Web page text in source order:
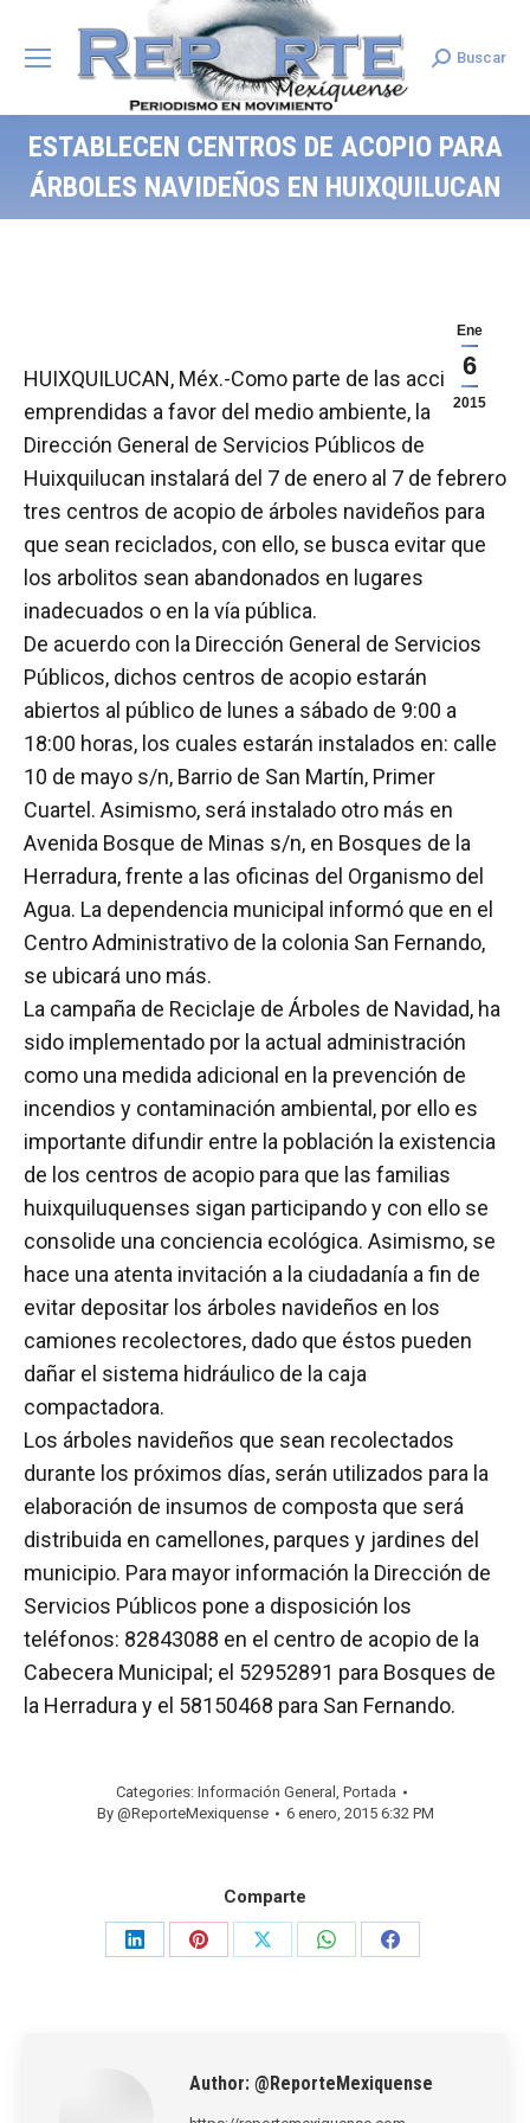
Search:
Buscar
ESTABLECEN CENTROS DE ACOPIO PARA
ÁRBOLES NAVIDEÑOS EN HUIXQUILUCAN
Ene
6
2015
HUIXQUILUCAN, Méx.-Como parte de las acciones
emprendidas a favor del medio ambiente, la
Dirección General de Servicios Públicos de
Huixquilucan instalará del 7 de enero al 7 de febrero
tres centros de acopio de árboles navideños para
que sean reciclados, con ello, se busca evitar que
los arbolitos sean abandonados en lugares
inadecuados o en la vía pública.
De acuerdo con la Dirección General de Servicios
Públicos, dichos centros de acopio estarán
abiertos al público de lunes a sábado de 9:00 a
18:00 horas, los cuales estarán instalados en: calle
10 de mayo s/n, Barrio de San Martín, Primer
Cuartel. Asimismo, será instalado otro más en
Avenida Bosque de Minas s/n, en Bosques de la
Herradura, frente a las oficinas del Organismo del
Agua. La dependencia municipal informó que en el
Centro Administrativo de la colonia San Fernando,
se ubicará uno más.
La campaña de Reciclaje de Árboles de Navidad, ha
sido implementado por la actual administración
como una medida adicional en la prevención de
incendios y contaminación ambiental, por ello es
importante difundir entre la población la existencia
de los centros de acopio para que las familias
huixquiluquenses sigan participando y con ello se
consolide una conciencia ecológica. Asimismo, se
hace una atenta invitación a la ciudadanía a fin de
evitar depositar los árboles navideños en los
camiones recolectores, dado que éstos pueden
dañar el sistema hidráulico de la caja
compactadora.
Los árboles navideños que sean recolectados
durante los próximos días, serán utilizados para la
elaboración de insumos de composta que será
distribuida en camellones, parques y jardines del
municipio. Para mayor información la Dirección de
Servicios Públicos pone a disposición los
teléfonos: 82843088 en el centro de acopio de la
Cabecera Municipal; el 52952891 para Bosques de
la Herradura y el 58150468 para San Fernando.
Categories: Información General , Portada
By @ReporteMexiquense 6 enero, 2015 6:32 PM
Comparte
Share
Share
Share
Share
Share
Author: @ReporteMexiquense